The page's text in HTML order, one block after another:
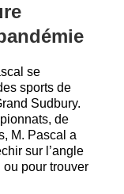
se
sports de
Sudbury.
de
M. Pascal a
sur l’angle
ou pour trouver